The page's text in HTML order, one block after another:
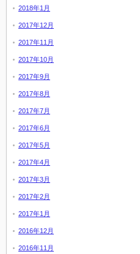
2018年1月
2017年12月
2017年11月
2017年10月
2017年9月
2017年8月
2017年7月
2017年6月
2017年5月
2017年4月
2017年3月
2017年2月
2017年1月
2016年12月
2016年11月